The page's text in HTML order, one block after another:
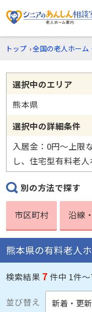
トップ ›全国の老人ホーム
選択中のエリア
熊本県
選択中の詳細条件
入居金：0円〜上限
し、住宅型有料老
別の方法で探す
市区町村 沿線
熊本県の有料老人
検索結果 7 件中 1件
並び替え